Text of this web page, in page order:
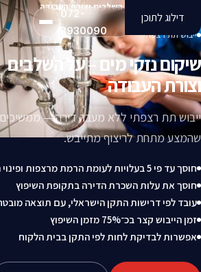
דילוג לתוכן
072-
3930090
שיקום נזקי מים – על השלבים וצורת העבודה
ייבוש תת רצפתי
שיקום נזקי מים – על השלבים
וצורת העבודה
ייבוש תת רצפתי ללא מעבר דירה — ממשיכים
שהמצע מתחת לריצוף מתייבש.
חוסך עד פי 5 בעלויות לעומת הרמת מרצפות ופינוי הבית
חוסך את עלות השכרת הדירה בתקופת השיפוץ
עובד לפי דרישות התקן הישראלי, עם תוצאה
זמן הייבוש קצר בכ־75% מזמן השיפוץ
אפשרות לבדיקת לחות לפי התקן בבית הלקוח